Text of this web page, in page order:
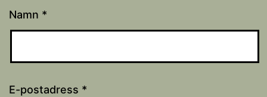
Namn *
E-postadress *